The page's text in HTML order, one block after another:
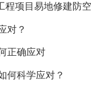
程项目易地修建防
对？
正确应对
何科学应对？